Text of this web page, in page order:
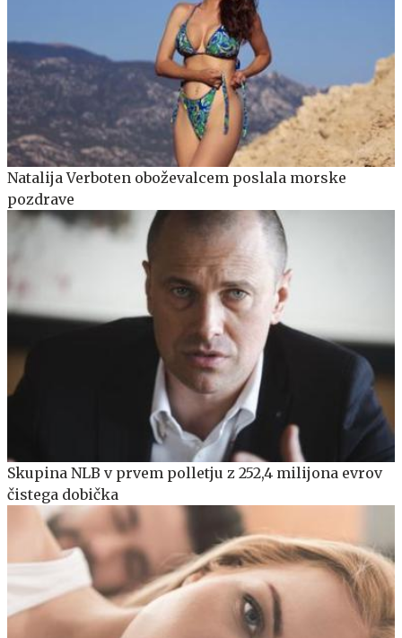
Natalija Verboten oboževalcem poslala morske
pozdrave
Skupina NLB v prvem polletju z 252,4 milijona evrov
čistega dobička